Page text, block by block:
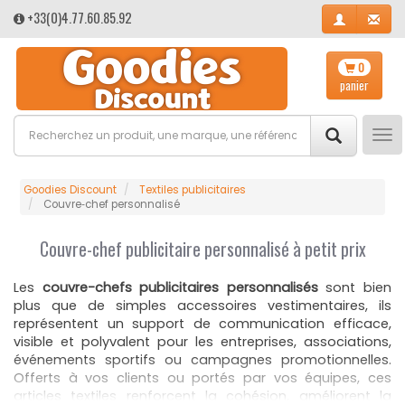
+33(0)4.77.60.85.92
0
panier
Goodies Discount
Textiles publicitaires
Couvre‑chef personnalisé
Couvre-chef publicitaire personnalisé à petit prix
Les couvre-chefs publicitaires personnaliséssont bien
plus que de simples accessoires vestimentaires, ils
représentent un support de communication efficace,
visible et polyvalent pour les entreprises, associations,
événements sportifs ou campagnes promotionnelles.
Offerts à vos clients ou portés par vos équipes, ces
articles textiles renforcent la cohésion, améliorent la